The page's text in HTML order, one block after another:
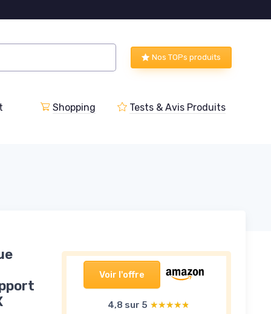
Nos TOPs produits
Shopping Tests & Avis Produits
Voir l'offre
4,8 sur 5 ★★★★★
★★★★★